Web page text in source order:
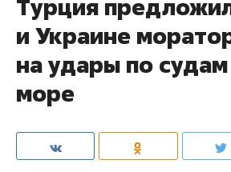
Турция
и Украине
на удары по
море